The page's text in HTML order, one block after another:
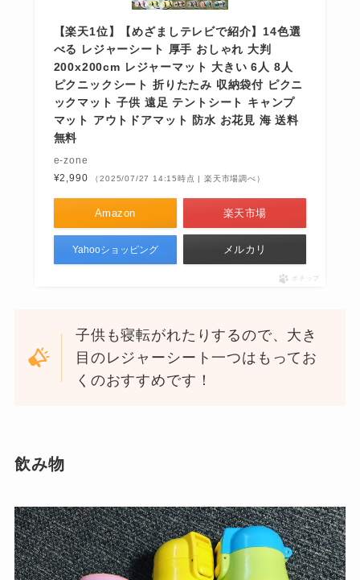
【楽天1位】【めざましテレビで紹介】14色選
べる レジャーシート 厚手 おしゃれ 大判
200x200cm レジャーマット 大きい 6人 8人
ピクニックシート 折りたたみ 収納袋付 ピクニ
ックマット 子供 遠足 テントシート キャンプ
マット アウトドアマット 防水 お花見 海 送料
無料
e-zone
¥2,990
（2025/07/27 14:15時点 | 楽天市場調べ）
Amazon 楽天市場
Yahooショッピング メルカリ
ポチップ
子供も寝転がれたりするので、大き
目のレジャーシート一つはもってお
くのおすすめです！
飲み物